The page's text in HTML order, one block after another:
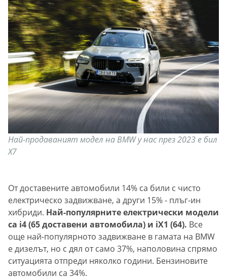
Най-продаваният модел на BMW у нас през 2023 е бил
X7
От доставените автомобили 14% са били с чисто
електрическо задвижване, а други 15% - плъг-ин
хибриди. Най-популярните електрически модели
са i4 (65 доставени автомобила) и iX1 (64). Все
още най-популярното задвижване в гамата на BMW
е дизелът, но с дял от само 37%, наполовина спрямо
ситуацията отпреди няколко години. Бензиновите
автомобили са 34%.